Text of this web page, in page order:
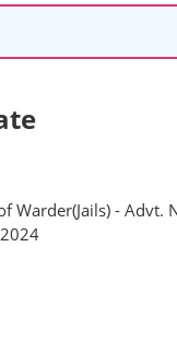
Warder(Jails) - Advt.